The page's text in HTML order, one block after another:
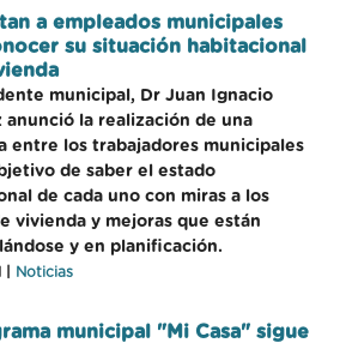
a empleados municipales
su situación habitacional
municipal, Dr Juan Ignacio
anunció la realización de una
entre los trabajadores municipales
de saber el estado
de cada uno con miras a los
vivienda y mejoras que están
y en planificación.
| Noticias
municipal "Mi Casa" sigue